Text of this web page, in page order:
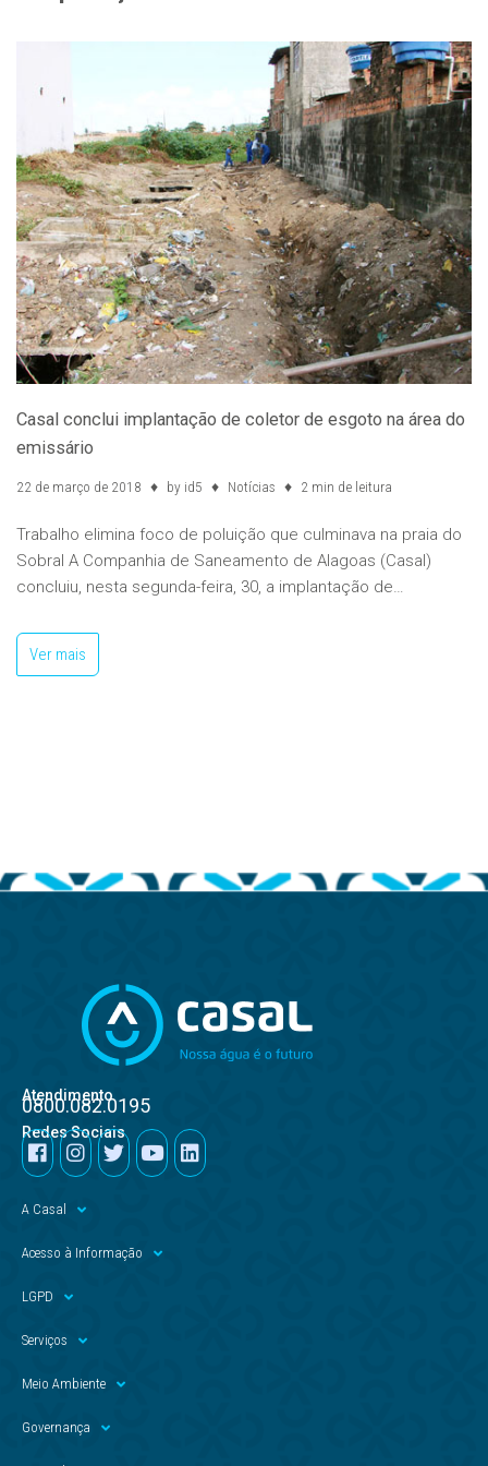
Casal conclui implantação de coletor de esgoto na área do
emissário
22 de março de 2018 by id5 Notícias 2 min de leitura
Trabalho elimina foco de poluição que culminava na praia do
Sobral A Companhia de Saneamento de Alagoas (Casal)
concluiu, nesta segunda-feira, 30, a implantação de…
Ver mais
Atendimento
0800.082.0195
Redes Sociais
A Casal
Acesso à Informação
LGPD
Serviços
Meio Ambiente
Governança